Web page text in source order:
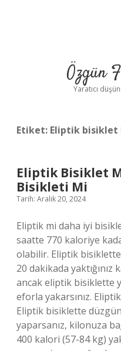
Özgün
Yaratıcı
Etiket: Eliptik bisiklet
Eliptik Bisiklet
Bisikleti Mi
Tarih: Aralık 20, 2024
Eliptik mi daha iyi
saatte 770 kaloriye
olabilir. Eliptik
20 dakikada yaktığınız
ancak eliptik bisiklette
eforla yakarsınız.
Eliptik bisiklette
yaparsanız, kilonuza
400 kalori (57-84 kg)